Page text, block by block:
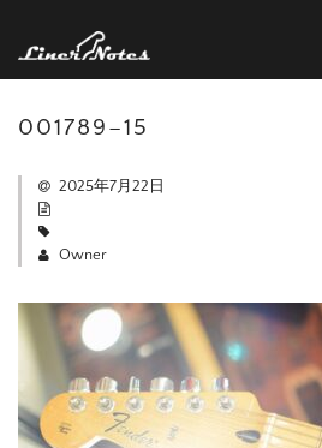
001789–15
2025年7月22日
Owner